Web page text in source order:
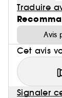
Traduire
Avis
Cet avis
Signaler